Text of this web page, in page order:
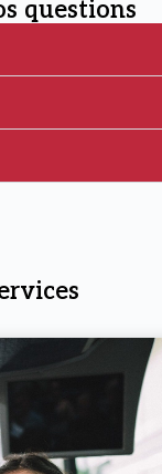
questions